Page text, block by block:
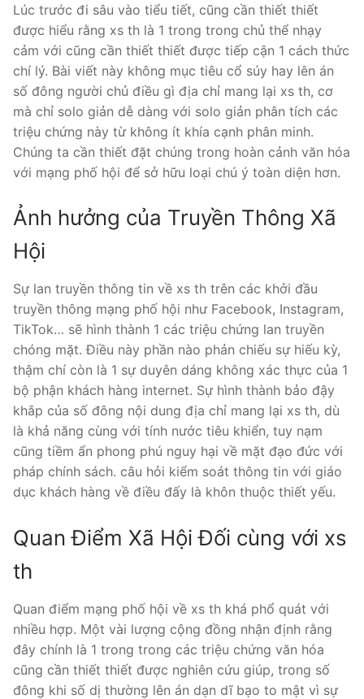
Lúc trước đi sâu vào tiểu tiết, cũng cần thiết thiết
được hiểu rằng xs th là 1 trong trong chủ thể nhạy
cảm với cũng cần thiết thiết được tiếp cận 1 cách thức
chí lý. Bài viết này không mục tiêu cổ súy hay lên án
số đông người chủ điều gì địa chỉ mang lại xs th, cơ
mà chỉ solo giản dễ dàng với solo giản phân tích các
triệu chứng này từ không ít khía cạnh phân minh.
Chúng ta cần thiết đặt chúng trong hoàn cảnh văn hóa
với mạng phố hội để sở hữu loại chú ý toàn diện hơn.
Ảnh hưởng của Truyền Thông Xã
Hội
Sự lan truyền thông tin về xs th trên các khởi đầu
truyền thông mạng phố hội như Facebook, Instagram,
TikTok… sẽ hình thành 1 các triệu chứng lan truyền
chóng mặt. Điều này phần nào phản chiếu sự hiếu kỳ,
thậm chí còn là 1 sự duyên dáng không xác thực của 1
bộ phận khách hàng internet. Sự hình thành bảo đậy
khắp của số đông nội dung địa chỉ mang lại xs th, dù
là khả năng cùng với tính nước tiêu khiển, tuy nạm
cũng tiềm ẩn phong phú nguy hại về mặt đạo đức với
pháp chính sách. câu hỏi kiểm soát thông tin với giáo
dục khách hàng về điều đấy là khôn thuộc thiết yếu.
Quan Điểm Xã Hội Đối cùng với xs
th
Quan điểm mạng phố hội về xs th khá phổ quát với
nhiều hợp. Một vài lượng cộng đồng nhận định rằng
đây chính là 1 trong trong các triệu chứng văn hóa
cũng cần thiết thiết được nghiên cứu giúp, trong số
đông khi số dị thường lên án dạn dĩ bạo to mật vì sự